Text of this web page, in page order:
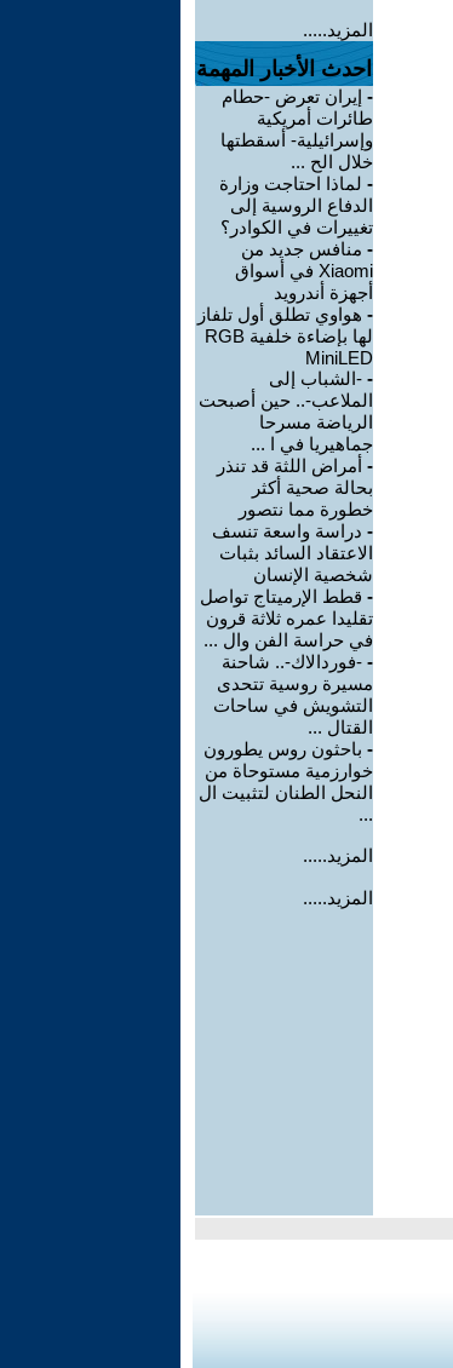
المزيد.....
احدث الأخبار المهمة
- إيران تعرض -حطام
طائرات أمريكية
وإسرائيلية- أسقطتها
خلال الح ...
- لماذا احتاجت وزارة
الدفاع الروسية إلى
تغييرات في الكوادر؟
- منافس جديد من
Xiaomi في أسواق
أجهزة أندرويد
- هواوي تطلق أول تلفاز
لها بإضاءة خلفية RGB
MiniLED
- -الشباب إلى
الملاعب-.. حين أصبحت
الرياضة مسرحا
جماهيريا في ا ...
- أمراض اللثة قد تنذر
بحالة صحية أكثر
خطورة مما نتصور
- دراسة واسعة تنسف
الاعتقاد السائد بثبات
شخصية الإنسان
- قطط الإرميتاج تواصل
تقليدا عمره ثلاثة قرون
في حراسة الفن وال ...
- -فوردالاك-.. شاحنة
مسيرة روسية تتحدى
التشويش في ساحات
القتال ...
- باحثون روس يطورون
خوارزمية مستوحاة من
النحل الطنان لتثبيت ال
...
المزيد.....
المزيد.....